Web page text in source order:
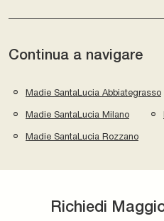
Continua a navigare
Madie SantaLucia Abbiategrasso
Madie SantaLucia Milano
Madie SantaLucia Rozzano
Richiedi